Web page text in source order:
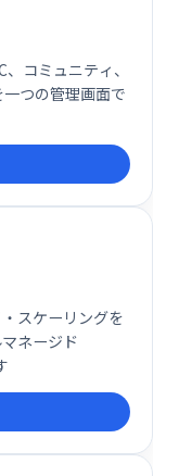
コミュニティ、
つの管理画面で
スケーリングを
ネージド